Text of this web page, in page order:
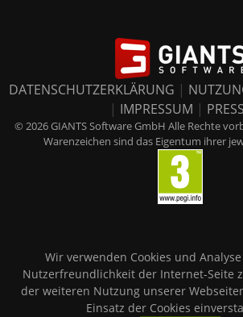
DATENSCHUTZERKLÄRUNG |
| IMPRESSUM |
© 2026 GIANTS Software GmbH Alle Rechte
Warenzeichen sind das Eigentum ihrer
Wir verwenden Cookies und
Nutzerfreundlichkeit der Internet-Seite
der weiteren Nutzung unserer
Einsatz der Cookies